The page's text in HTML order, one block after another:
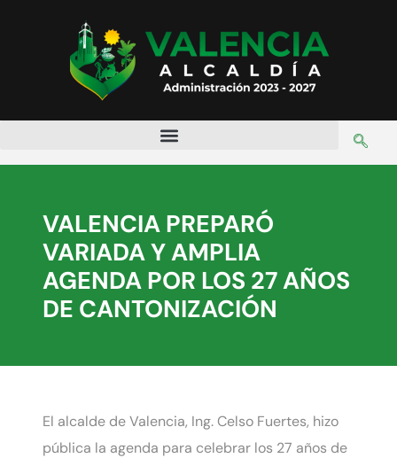
VALENCIA PREPARÓ
VARIADA Y AMPLIA
AGENDA POR LOS 27 AÑOS
DE CANTONIZACIÓN
El alcalde de Valencia, Ing. Celso Fuertes, hizo
pública la agenda para celebrar los 27 años de